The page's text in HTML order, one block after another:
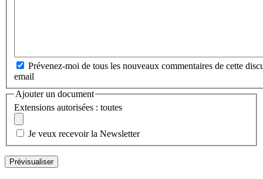
Prévenez-moi de tous les nouveaux commentaires de cette
email
Ajouter un document
Extensions autorisées : toutes
Je veux recevoir la Newsletter